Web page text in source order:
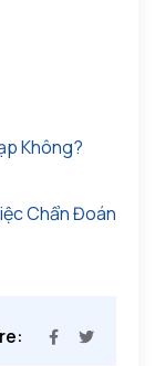
Không?
Chẩn Đoán